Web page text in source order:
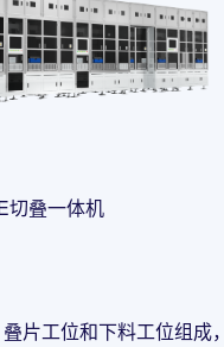
切叠一体机
片工位和下料工位组成